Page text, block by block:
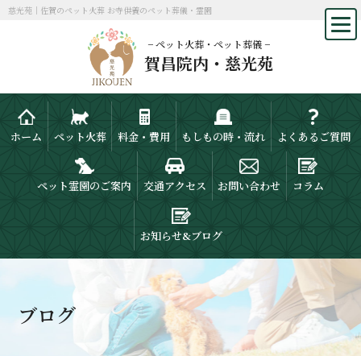
慈光苑｜佐賀のペット火葬 お寺供養のペット葬儀・霊園
− ペット火葬・ペット葬儀 −
賀昌院内・慈光苑
ホーム ペット火葬 料金・費用 もしもの時・流れ よくあるご質問
ペット霊園のご案内 交通アクセス お問い合わせ コラム
お知らせ&ブログ
ブログ